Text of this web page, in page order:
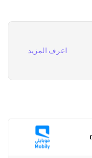
اعرف المزيد